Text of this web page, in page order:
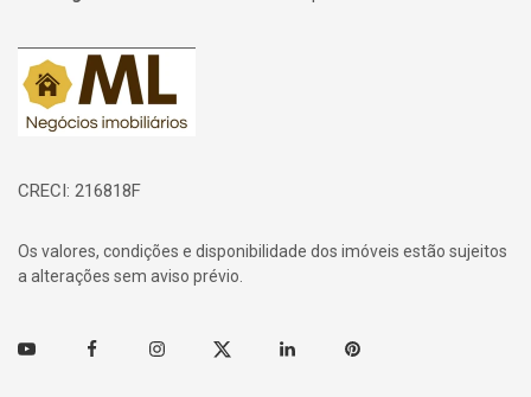
Página inicial
CRECI: 216818F
Os valores, condições e disponibilidade dos imóveis estão sujeitos
a alterações sem aviso prévio.
Youtube FacebookInstagramTwitter Linkedin Pinterest